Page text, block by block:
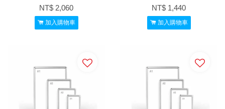
NT$ 2,060
加入購物車
NT$ 1,440
加入購物車